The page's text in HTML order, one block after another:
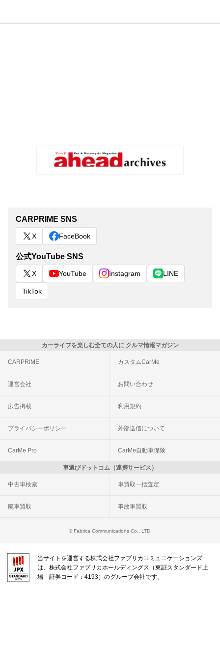
CARPRIME SNS
X FaceBook
公式YouTube SNS
X YouTube Instagram LINE
TikTok
カーライフを楽しむ全ての人に クルマ情報マガジン
CARPRIME カスタムCarMe
運営会社 お問い合わせ
広告掲載 利用規約
プライバシーポリシー 外部送信について
CarMe Pro CarMe自動車保険
車選びドットコム（連携サービス）
中古車検索 車買取一括査定
廃車買取 事故車買取
© Fabrica Communications Co., LTD.
当サイトを運営する株式会社ファブリカコミュニケーションズ
は、株式会社ファブリカホールディングス（東証スタンダード上
場 証券コード：4193）のグループ会社です。